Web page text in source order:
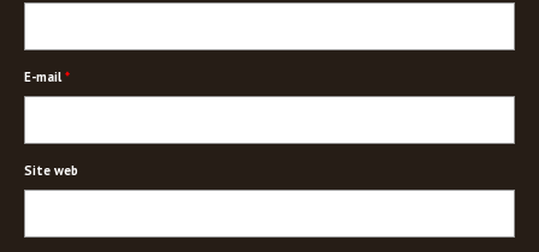
E-mail *
Site web